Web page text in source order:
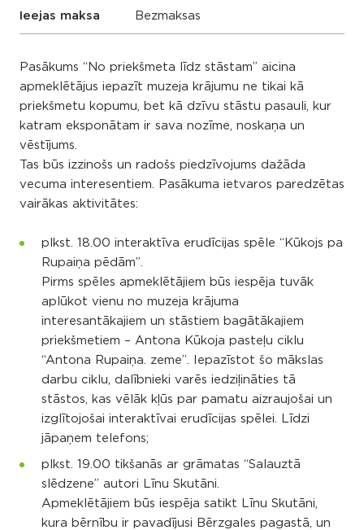
Ieejas maksa Bezmaksas
Pasākums “No priekšmeta līdz stāstam” aicina
apmeklētājus iepazīt muzeja krājumu ne tikai kā
priekšmetu kopumu, bet kā dzīvu stāstu pasauli, kur
katram eksponātam ir sava nozīme, noskaņa un
vēstījums.
Tas būs izzinošs un radošs piedzīvojums dažāda
vecuma interesentiem. Pasākuma ietvaros paredzētas
vairākas aktivitātes:
plkst. 18.00 interaktīva erudīcijas spēle “Kūkojs pa
Rupaiņa pēdām”.
Pirms spēles apmeklētājiem būs iespēja tuvāk
aplūkot vienu no muzeja krājuma
interesantākajiem un stāstiem bagātākajiem
priekšmetiem – Antona Kūkoja pasteļu ciklu
“Antona Rupaiņa. zeme”. Iepazīstot šo mākslas
darbu ciklu, dalībnieki varēs iedziļināties tā
stāstos, kas vēlāk kļūs par pamatu aizraujošai un
izglītojošai interaktīvai erudīcijas spēlei. Līdzi
jāpaņem telefons;
plkst. 19.00 tikšanās ar grāmatas “Salauztā
slēdzene” autori Līnu Skutāni.
Apmeklētājiem būs iespēja satikt Līnu Skutāni,
kura bērnību ir pavadījusi Bērzgales pagastā, un